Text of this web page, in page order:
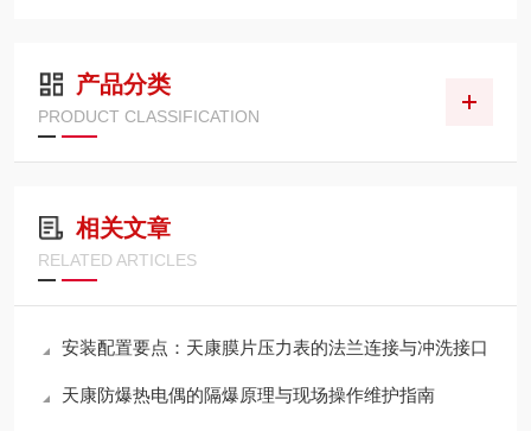
产品分类
PRODUCT CLASSIFICATION
相关文章
RELATED ARTICLES
安装配置要点：天康膜片压力表的法兰连接与冲洗接口
天康防爆热电偶的隔爆原理与现场操作维护指南